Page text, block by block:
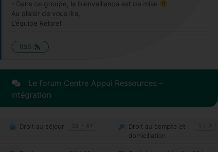
- Dans ce groupe, la bienveillance est de mise
Au plaisir de vous lire,
L’équipe Reloref
RSS
Le forum Centre Appui Ressources –
intégration
Droit au séjour 33 92
Droit au compte et
domiciliation
2